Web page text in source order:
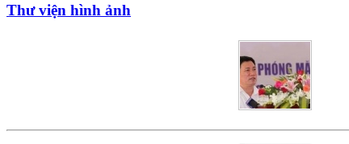
Thư viện hình ảnh